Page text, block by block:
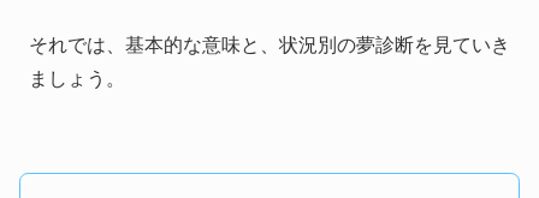
それでは、基本的な意味と、状況別の夢診断を見ていき
ましょう。